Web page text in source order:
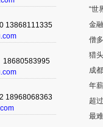
13868111335
18680583995
18968068363
“世
金
僧
猎
成
年
超
最